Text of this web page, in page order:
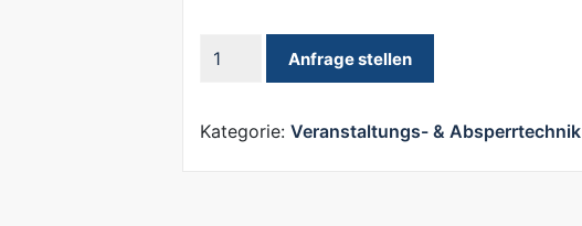
Kabelbrücken
Fußgängerverkehr
Anfrage stellen
Kategorie: Veranstaltungs- & Absperrtechnik